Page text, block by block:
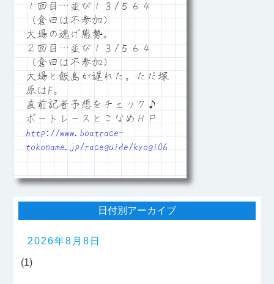
１回目…並び１３/５６４
（倉田は不参加）
大場の逃げ態勢。
２回目…並び１３/５６４
（倉田は不参加）
大場と飯島が遅れた。ただ塚
原はF。
直前記者予想をチェック♪
ボートレースとこなめＨＰ
http://www.boatrace-
tokoname.jp/raceguide/kyogi06
日付別アーカイブ
2026年8月8日
(1)